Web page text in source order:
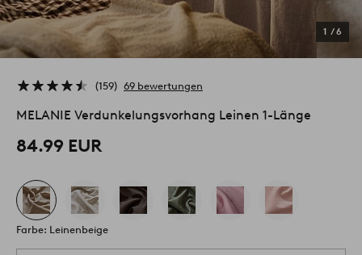
1 /6
159 69 bewertungen
MELANIE Verdunkelungsvorhang Leinen 1-Länge
84.99 EUR
Farbe: Leinenbeige